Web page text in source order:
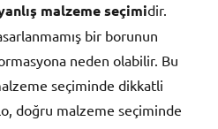
malzeme seçimidir.
bir borunun
neden olabilir. Bu
seçiminde dikkatli
doğru malzeme seçiminde